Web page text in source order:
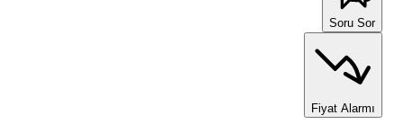
Soru Sor
Fiyat Alarmı